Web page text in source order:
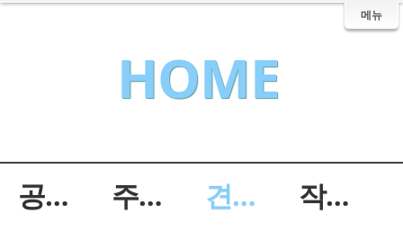
메뉴
HOME
공지사항 주문방법 견적문의 작업예약